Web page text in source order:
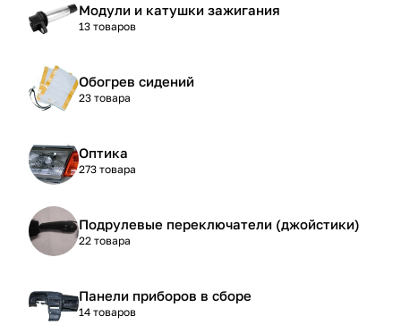
Модули и катушки зажигания
13 товаров
Обогрев сидений
23 товара
Оптика
273 товара
Подрулевые переключатели (джойстики)
22 товара
Панели приборов в сборе
14 товаров